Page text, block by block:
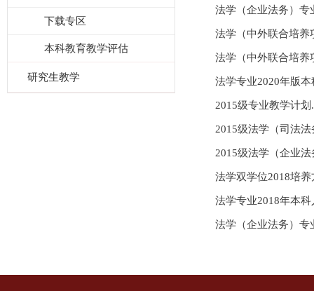
下载专区
本科教育教学评估
研究生教学
法学（企业法务）专
法学（中外联合培养
法学（中外联合培养
法学专业2020年版
2015级专业教学计划
2015级法学（司法
2015级法学（企业
法学双学位2018培养
法学专业2018年本
法学（企业法务）专